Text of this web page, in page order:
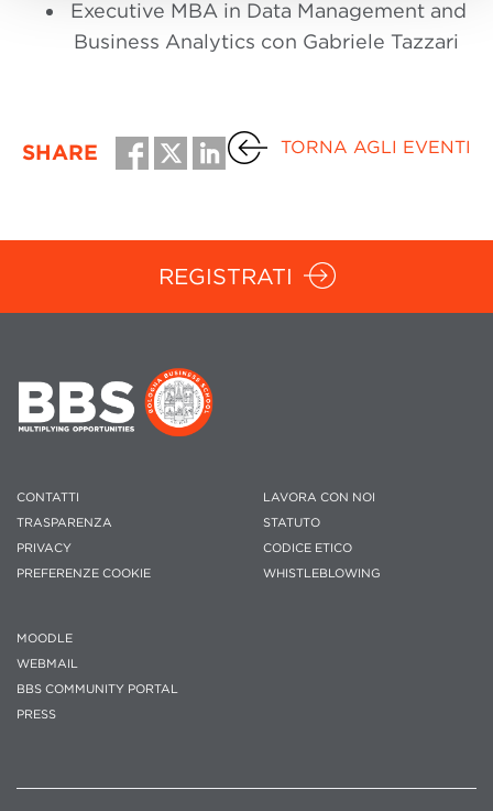
Executive MBA in Data Management and
Business Analytics con Gabriele Tazzari
SHARE TORNA AGLI EVENTI
REGISTRATI
CONTATTI
TRASPARENZA
PRIVACY
PREFERENZE COOKIE
LAVORA CON NOI
STATUTO
CODICE ETICO
WHISTLEBLOWING
MOODLE
WEBMAIL
BBS COMMUNITY PORTAL
PRESS